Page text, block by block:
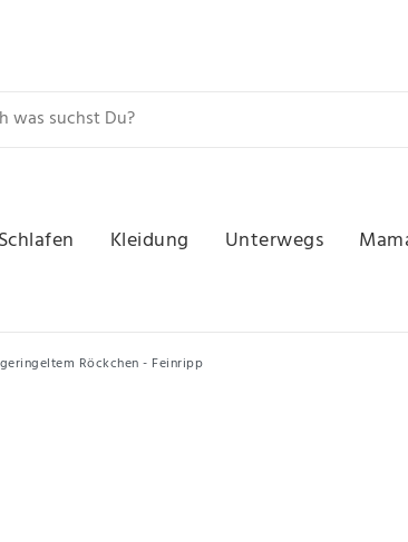
Schlafen Kleidung Unterwegs
Röckchen - Feinripp